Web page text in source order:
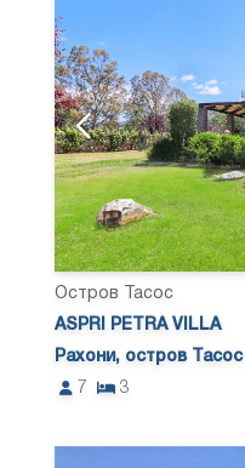
Остров Тасос
ASPRI PETRA VILLA
Рахони, остров Тасос
7
3